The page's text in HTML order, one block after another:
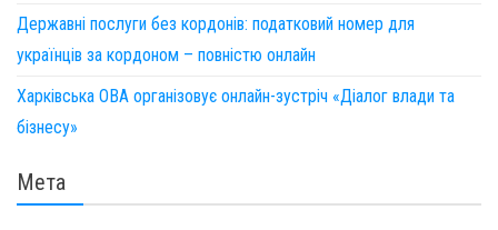
Державні послуги без кордонів: податковий номер для
українців за кордоном – повністю онлайн
Харківська ОВА організовує онлайн-зустріч «Діалог влади та
бізнесу»
Мета